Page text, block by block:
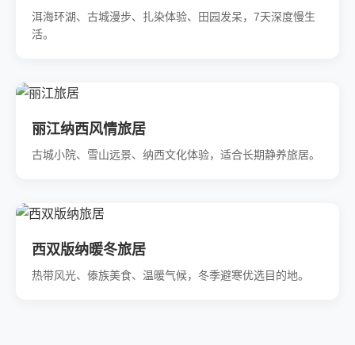
洱海环湖、古城漫步、扎染体验、田园发呆，7天深度慢生
活。
丽江纳西风情旅居
古城小院、雪山远景、纳西文化体验，适合长期静养旅居。
西双版纳暖冬旅居
热带风光、傣族美食、温暖气候，冬季避寒优选目的地。